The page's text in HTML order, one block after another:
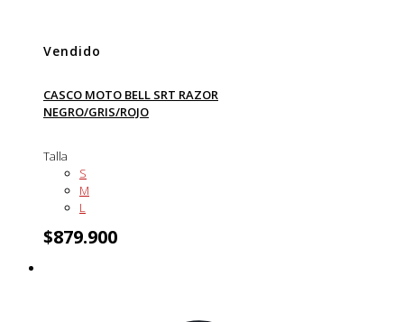
Vendido
CASCO MOTO BELL SRT RAZOR
NEGRO/GRIS/ROJO
Talla
S
M
L
$879.900